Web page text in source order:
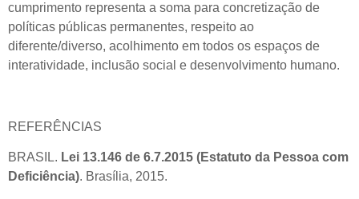
cumprimento representa a soma para concretização de
políticas públicas permanentes, respeito ao
diferente/diverso, acolhimento em todos os espaços de
interatividade, inclusão social e desenvolvimento humano.
REFERÊNCIAS
BRASIL. Lei 13.146 de 6.7.2015 (Estatuto da Pessoa com
Deficiência). Brasília, 2015.